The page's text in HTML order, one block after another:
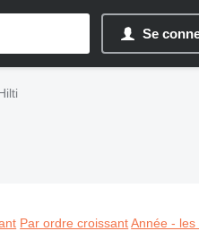
Se
Par ordre croissant Année -